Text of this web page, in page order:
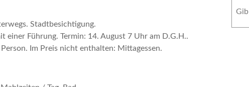
Stadtbesichtigung.
einer Führung. Termin: 14. August 7 Uhr am D.G.H..
Im Preis nicht enthalten: Mittagessen.